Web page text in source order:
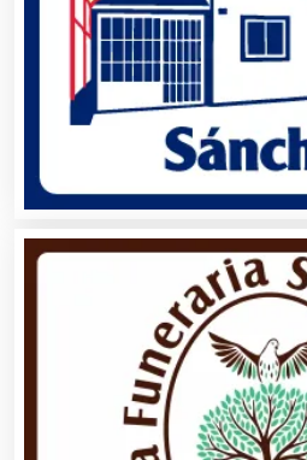
Artículos para Regalos
Artículos Personales
Artículos Publicitarios
Aseguradoras
Asesores Técnicos
Asesoría Fiscal